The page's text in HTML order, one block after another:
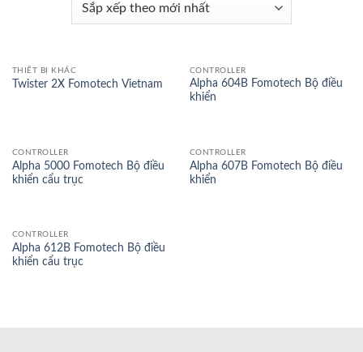
THIẾT BỊ KHÁC
Twister 2X Fomotech Vietnam
CONTROLLER
Alpha 604B Fomotech Bộ điều
khiển
CONTROLLER
Alpha 5000 Fomotech Bộ điều
khiển cẩu trục
CONTROLLER
Alpha 607B Fomotech Bộ điều
khiển
CONTROLLER
Alpha 612B Fomotech Bộ điều
khiển cẩu trục